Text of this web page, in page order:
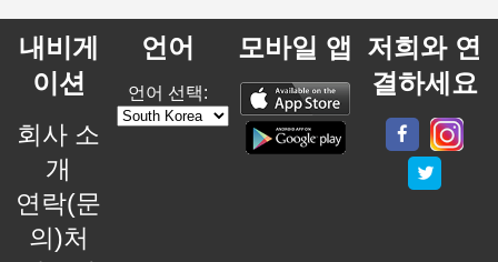
내비게
이션
회사 소
개
연락(문
의)처
언어
언어 선택:
모바일 앱 저희와 연
결하세요